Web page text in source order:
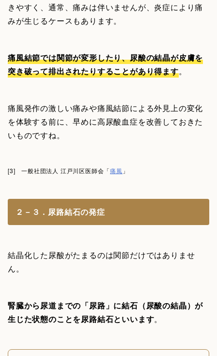
きやすく、通常、痛みは伴いませんが、炎症により痛
みが生じるケースもあります。
痛風結節では関節が変形したり、尿酸の結晶が皮膚を
突き破って排出されたりすることがあり得ます。
痛風発作の激しい痛みや痛風結節による外見上の変化
を体験する前に、早めに高尿酸血症を改善しておきた
いものですね。
[3] 一般社団法人 江戸川区医師会「痛風 」
２－３．尿路結石の発症
結晶化した尿酸がたまるのは関節だけではありませ
ん。
腎臓から尿道までの「尿路」に結石（尿酸の結晶）が
生じた状態のことを尿路結石といいます。